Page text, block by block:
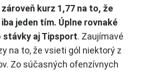
kurz 1,77 na to, že
jeden tím. Úplne rovnaké
stávky aj Tipsport. Zaujímavé
na to, že vsieti gól niektorý z
Zo súčasných ofenzívnych